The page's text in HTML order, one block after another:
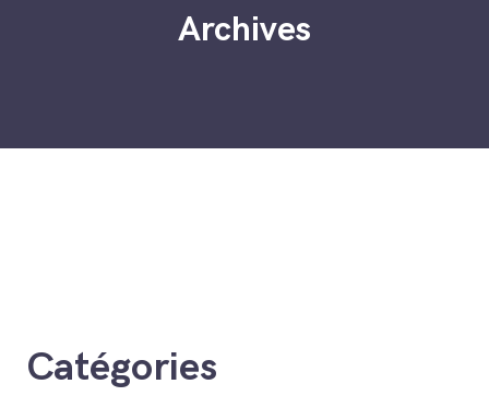
Archives
Catégories